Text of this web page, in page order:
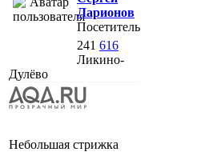
Ларионов
Посетитель
241 616
Ликино-
Дулёво
Небольшая стрижка